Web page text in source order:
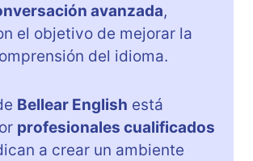
avanzada,
el objetivo de mejorar la
del idioma.
Bellear English está
profesionales cualificados
a crear un ambiente